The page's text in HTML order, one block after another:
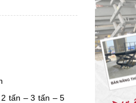
tấn – 3 tấn – 5